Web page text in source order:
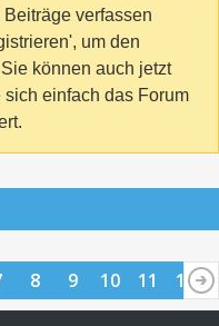
Beiträge verfassen
um den
können auch jetzt
einfach das Forum
8 9 10 11
12